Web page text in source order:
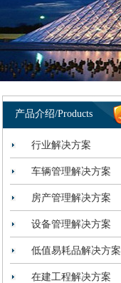
产品介绍/Products
行业解决方案
车辆管理解决方案
房产管理解决方案
设备管理解决方案
低值易耗品解决方案
在建工程解决方案